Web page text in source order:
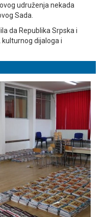
udruženja nekada
Sada.
da Republika Srpska i
dijaloga i